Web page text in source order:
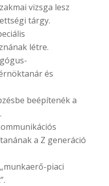
vizsga lesz
tárgy.
létre.
és
beépítenék a
a Z generáció
piaci